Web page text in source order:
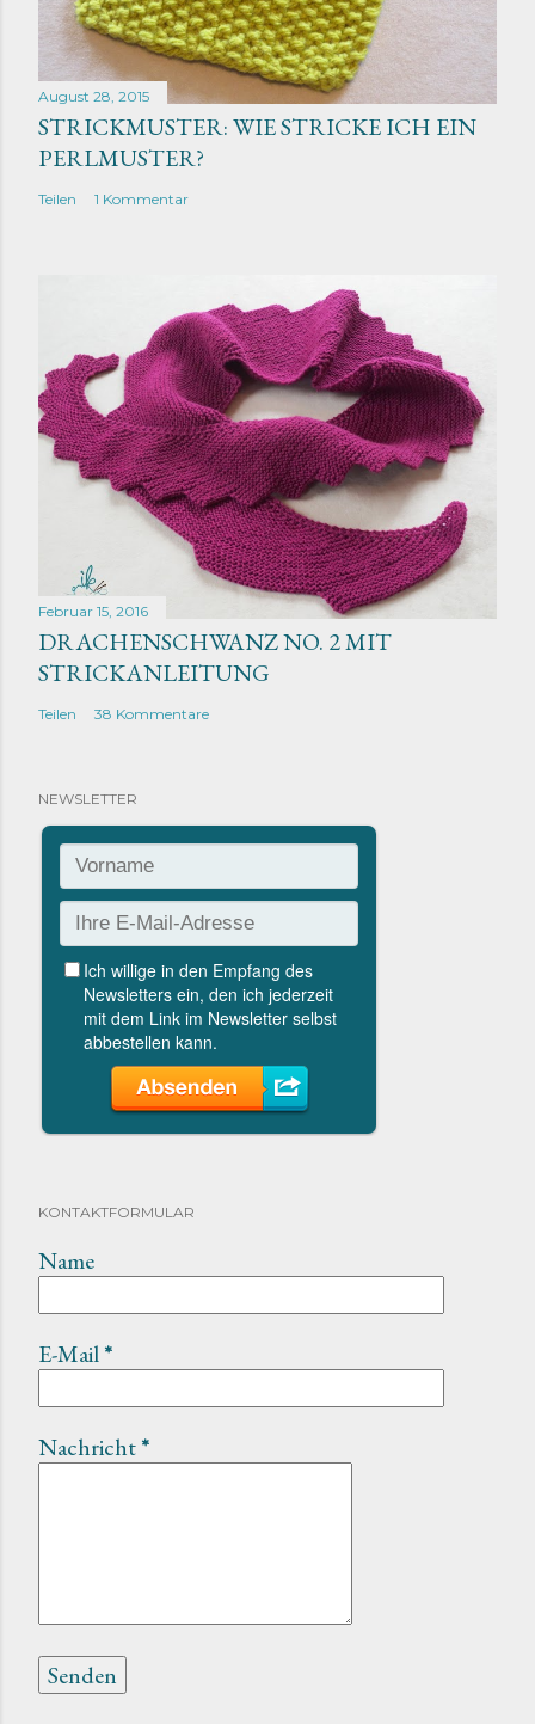
August 28, 2015
STRICKMUSTER: WIE STRICKE ICH EIN
PERLMUSTER?
Teilen 1 Kommentar
Februar 15, 2016
DRACHENSCHWANZ NO. 2 MIT
STRICKANLEITUNG
Teilen 38 Kommentare
NEWSLETTER
KONTAKTFORMULAR
Name
E-Mail*
Nachricht*